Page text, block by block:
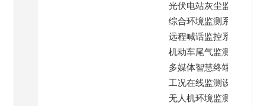
光伏电站灰尘监测
综合环境监测系统
远程喊话监控系统
机动车尾气监测
多媒体智慧终端系统
工况在线监测设备
无人机环境监测仪